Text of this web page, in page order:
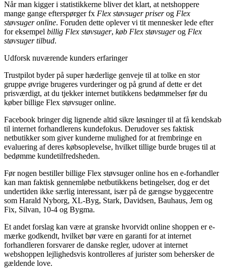
Når man kigger i statistikkerne bliver det klart, at netshoppere
mange gange efterspørger fx Flex støvsuger priserog Flex
støvsuger online. Foruden dette oplever vi tit mennesker lede efter
for eksempel billig Flex støvsuger, køb Flex støvsugerog Flex
støvsuger tilbud.
Udforsk nuværende kunders erfaringer
Trustpilot byder på super hæderlige genveje til at tolke en stor
gruppe øvrige brugeres vurderinger og på grund af dette er det
prisværdigt, at du tjekker internet butikkens bedømmelser før du
køber billige Flex støvsuger online.
Facebook bringer dig lignende altid sikre løsninger til at få kendskab
til internet forhandlerens kundefokus. Derudover ses faktisk
netbutikker som giver kunderne mulighed for at frembringe en
evaluering af deres købsoplevelse, hvilket tillige burde bruges til at
bedømme kundetilfredsheden.
Før nogen bestiller billige Flex støvsuger online hos en e-forhandler
kan man faktisk gennemløbe netbutikkens betingelser, dog er det
undertiden ikke særlig interessant, især på de gængse byggecentre
som Harald Nyborg, XL-Byg, Stark, Davidsen, Bauhaus, Jem og
Fix, Silvan, 10-4 og Bygma.
Et andet forslag kan være at granske hvorvidt online shoppen er e-
mærke godkendt, hvilket bør være en garanti for at internet
forhandleren forsvarer de danske regler, udover at internet
webshoppen lejlighedsvis kontrolleres af jurister som behersker de
gældende love.